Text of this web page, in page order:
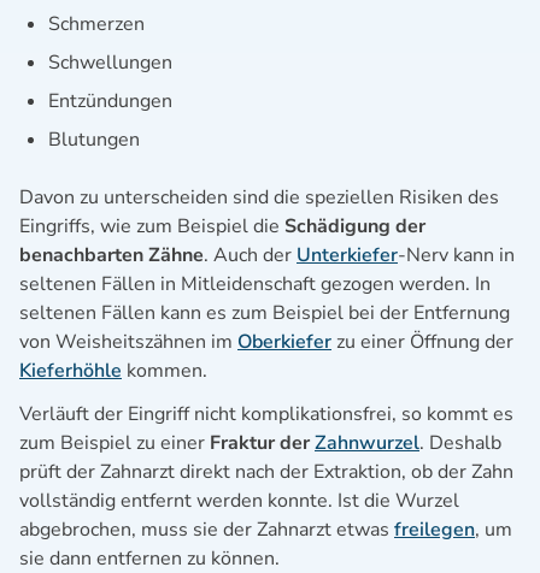
Schmerzen
Schwellungen
Entzündungen
Blutungen
Davon zu unterscheiden sind die speziellen Risiken des
Eingriffs, wie zum Beispiel die Schädigung der
benachbarten Zähne. Auch der Unterkiefer-Nerv kann in
seltenen Fällen in Mitleidenschaft gezogen werden. In
seltenen Fällen kann es zum Beispiel bei der Entfernung
von Weisheitszähnen im Oberkiefer zu einer Öffnung der
Kieferhöhle kommen.
Verläuft der Eingriff nicht komplikationsfrei, so kommt es
zum Beispiel zu einer Fraktur derZahnwurzel. Deshalb
prüft der Zahnarzt direkt nach der Extraktion, ob der Zahn
vollständig entfernt werden konnte. Ist die Wurzel
abgebrochen, muss sie der Zahnarzt etwas freilegen, um
sie dann entfernen zu können.